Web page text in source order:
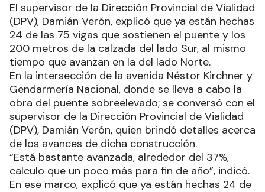
El supervisor de la Dirección Provincial de Vialidad
(DPV), Damián Verón, explicó que ya están hechas
24 de las 75 vigas que sostienen el puente y los
200 metros de la calzada del lado Sur, al mismo
tiempo que avanzan en la del lado Norte.
En la intersección de la avenida Néstor Kirchner y
Gendarmería Nacional, donde se lleva a cabo la
obra del puente sobreelevado; se conversó con el
supervisor de la Dirección Provincial de Vialidad
(DPV), Damián Verón, quien brindó detalles acerca
de los avances de dicha construcción.
“Está bastante avanzada, alrededor del 37%,
calculo que un poco más para fin de año”, indicó.
En ese marco, explicó que ya están hechas 24 de